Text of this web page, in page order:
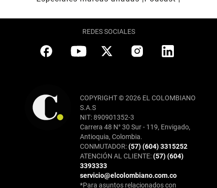
REDES SOCIALES
COPYRIGHT © 2026 EL COLOMBIANO
S.A.S
NIT: 890901352-3
Carrera 48 N° 30 Sur - 119, Envigado,
Antioquia, Colombia.
CONMUTADOR:(57) (604) 3315252
ATENCIÓN AL CLIENTE:(57) (604)
3393333
servicio@elcolombiano.com.co
*Para asuntos relacionados con